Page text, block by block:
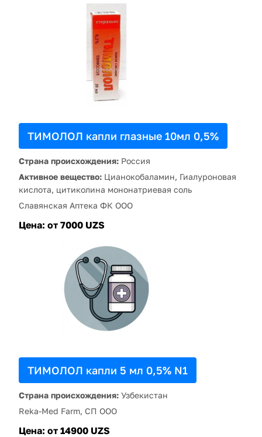
ТИМОЛОЛ капли глазные 10мл 0,5%
Страна происхождения: Россия
Активное вещество: Цианокобаламин, Гиалуроновая
кислота, цитиколина мононатриевая соль
Славянская Аптека ФК ООО
Цена: от 7000 UZS
ТИМОЛОЛ капли 5 мл 0,5% N1
Страна происхождения: Узбекистан
Reka-Med Farm, СП ООО
Цена: от 14900 UZS